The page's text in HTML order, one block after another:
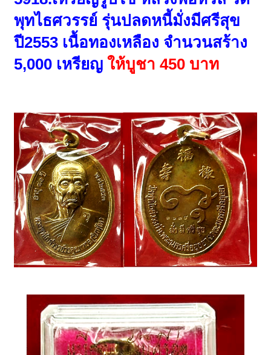
พุทไธศวรรย์ รุ่นปลดหนี้มั่งมีศรีสุข
ปี2553 เนื้อทองเหลือง จำนวนสร้าง
5,000 เหรียญให้บูชา 450 บาท